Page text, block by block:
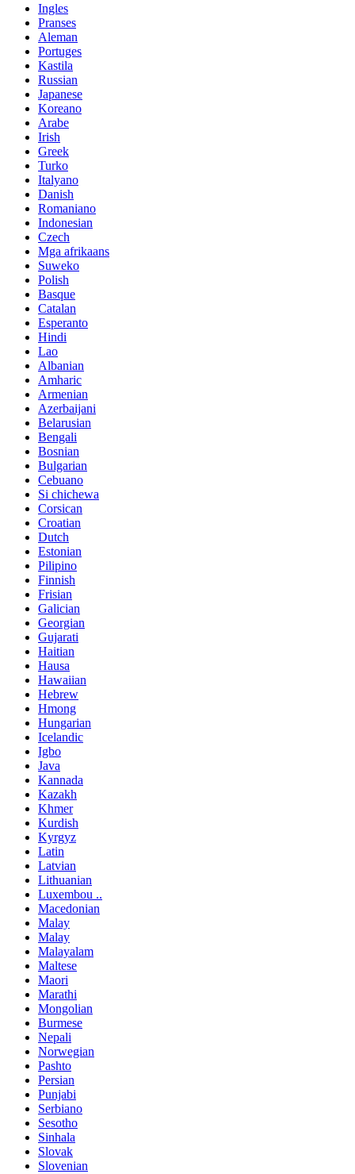
Ingles
Pranses
Aleman
Portuges
Kastila
Russian
Japanese
Koreano
Arabe
Irish
Greek
Turko
Italyano
Danish
Romaniano
Indonesian
Czech
Mga afrikaans
Suweko
Polish
Basque
Catalan
Esperanto
Hindi
Lao
Albanian
Amharic
Armenian
Azerbaijani
Belarusian
Bengali
Bosnian
Bulgarian
Cebuano
Si chichewa
Corsican
Croatian
Dutch
Estonian
Pilipino
Finnish
Frisian
Galician
Georgian
Gujarati
Haitian
Hausa
Hawaiian
Hebrew
Hmong
Hungarian
Icelandic
Igbo
Java
Kannada
Kazakh
Khmer
Kurdish
Kyrgyz
Latin
Latvian
Lithuanian
Luxembou ..
Macedonian
Malay
Malay
Malayalam
Maltese
Maori
Marathi
Mongolian
Burmese
Nepali
Norwegian
Pashto
Persian
Punjabi
Serbiano
Sesotho
Sinhala
Slovak
Slovenian